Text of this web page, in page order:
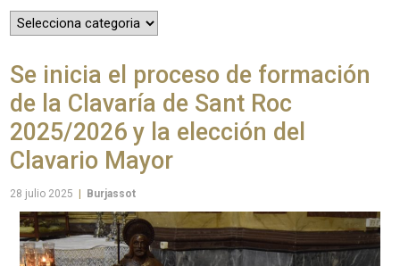
Se inicia el proceso de formación
de la Clavaría de Sant Roc
2025/2026 y la elección del
Clavario Mayor
28 julio 2025 Burjassot